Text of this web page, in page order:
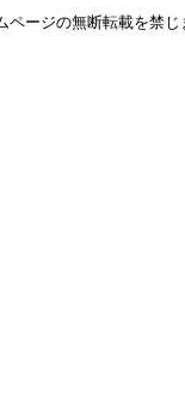
ページの無断転載を禁じ